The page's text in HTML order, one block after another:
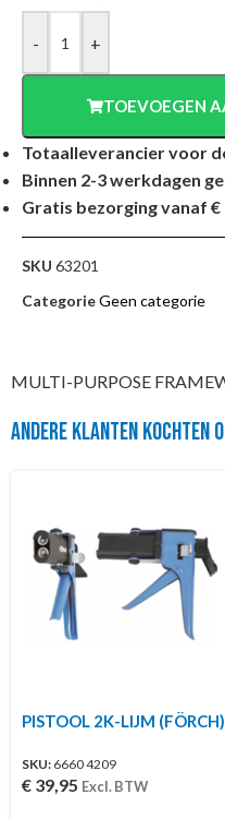
- +
TOEVOEGEN
Totaalleverancier voor
Binnen 2-3 werkdagen
Gratis bezorging vanaf €
SKU 63201
CategorieGeen categorie
MULTI-PURPOSE
Andere klanten kochten
PISTOOL 2K-LIJM (FÖRCH)
SKU: 6660 4209
€ 39,95 Excl. BTW